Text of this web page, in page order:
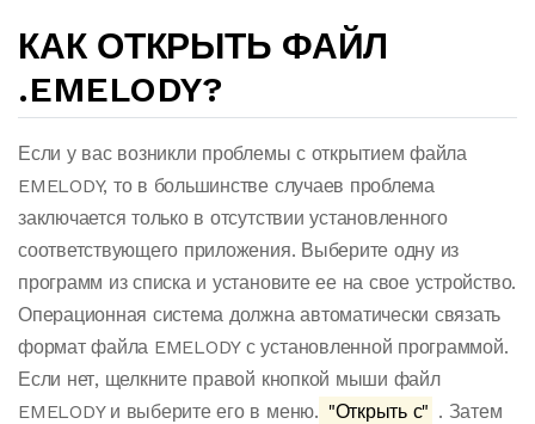
КАК ОТКРЫТЬ ФАЙЛ
.EMELODY?
Если у вас возникли проблемы с открытием файла
EMELODY, то в большинстве случаев проблема
заключается только в отсутствии установленного
соответствующего приложения. Выберите одну из
программ из списка и установите ее на свое устройство.
Операционная система должна автоматически связать
формат файла EMELODY с установленной программой.
Если нет, щелкните правой кнопкой мыши файл
EMELODY и выберите его в меню. "Открыть с" . Затем